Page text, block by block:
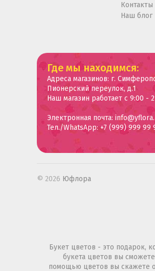
Контакты
Наш блог
Где мы находимся:
Адреса магазинов: г.
Пионерский переулок, д.1
Наш магазин работает с 9:00 -
Электронная почта:
Тел./WhatsApp: +7 (999) 999 99
© 2026 Юфлора
Букет цветов - это подарок,
букета цветов вы
помощью цветов вы скажете